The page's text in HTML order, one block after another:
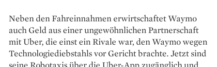
Neben den Fahreinnahmen erwirtschaftet Waymo
auch Geld aus einer ungewöhnlichen Partnerschaft
mit Uber, die einst ein Rivale war, den Waymo wegen
Technologiediebstahls vor Gericht brachte. Jetzt sind
seine Robotaxis über die Uber-App zugänglich und